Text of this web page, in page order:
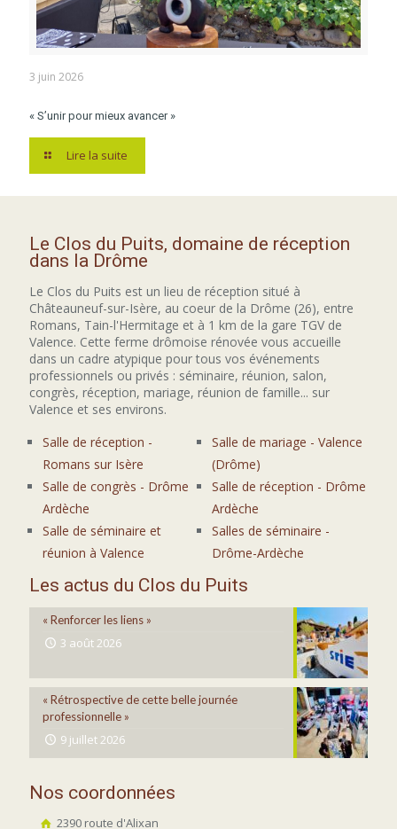
3 juin 2026
« S’unir pour mieux avancer »
Lire la suite
Le Clos du Puits, domaine de réception
dans la Drôme
Le Clos du Puits est un lieu de réception situé à
Châteauneuf-sur-Isère, au coeur de la Drôme (26), entre
Romans, Tain-l'Hermitage et à 1 km de la gare TGV de
Valence. Cette ferme drômoise rénovée vous accueille
dans un cadre atypique pour tous vos événements
professionnels ou privés : séminaire, réunion, salon,
congrès, réception, mariage, réunion de famille... sur
Valence et ses environs.
Salle de réception -
Romans sur Isère
Salle de congrès - Drôme
Ardèche
Salle de séminaire et
réunion à Valence
Salle de mariage - Valence
(Drôme)
Salle de réception - Drôme
Ardèche
Salles de séminaire -
Drôme-Ardèche
Les actus du Clos du Puits
« Renforcer les liens »
3 août 2026
« Rétrospective de cette belle journée
professionnelle »
9 juillet 2026
Nos coordonnées
2390 route d'Alixan